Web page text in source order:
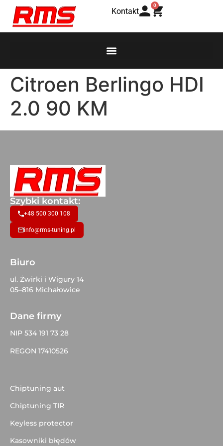
Kontakt
0
Citroen Berlingo HDI
2.0 90 KM
Szybki kontakt:
+48 500 300 108
info@rms-tuning.pl
Biuro
ul. Żwirki i Wigury 14
05–816 Michałowice
Dane firmy
NIP 534 191 73 28
REGON 17410526
Chiptuning aut
Chiptuning TIR
Keyless protector
Kasowniki błędów